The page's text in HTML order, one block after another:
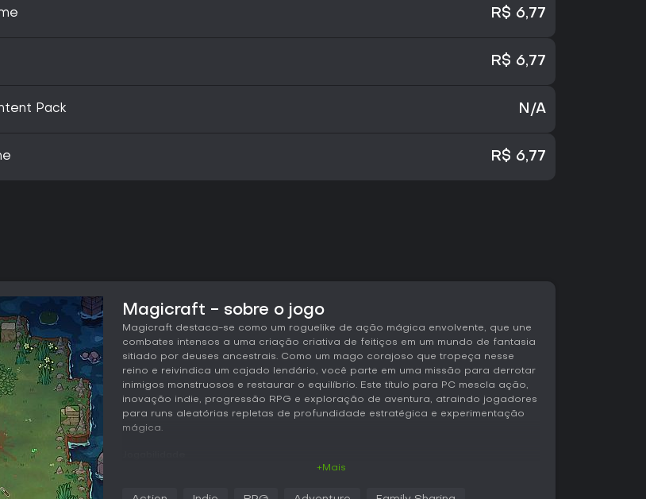
R$ 6,77
R$ 6,77
Pack N/A
R$ 6,77
Magicraft - sobre o jogo
Magicraft destaca-se como um roguelike de ação mágica envolvente, que une
combates intensos a uma criação criativa de feitiços em um mundo de fantasia
sitiado por deuses ancestrais. Como um mago corajoso que tropeça nesse
reino e reivindica um cajado lendário, você parte em uma missão para derrotar
inimigos monstruosos e restaurar o equilíbrio. Este título para PC mescla ação,
inovação indie, progressão RPG e exploração de aventura, atraindo jogadores
para runs aleatórias repletas de profundidade estratégica e experimentação
mágica.
+Mais